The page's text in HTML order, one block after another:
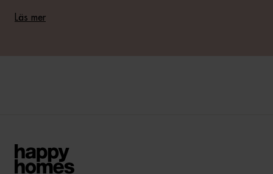
Läs mer